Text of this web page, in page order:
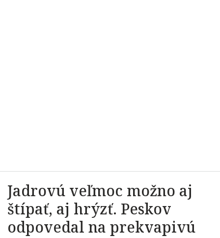
Jadrovú veľmoc možno aj
štípať, aj hrýzť. Peskov
odpovedal na prekvapivú